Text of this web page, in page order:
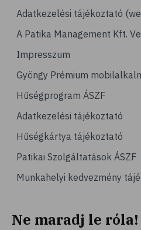
# C-vitamin
# immunrendszer
# emésztőrendszer
# emésztési zavarok
# puffadás
# orrdugulás
# magnézium
# stresszcsökkentés
Adatkezelési tájékoztató
A Patika Management Kft.
Impresszum
Gyöngy Prémium
Hűségprogram ÁSZF
Adatkezelési tájékoztató
Hűségkártya tájékoztató
Patikai Szolgáltatások ÁSZF
Munkahelyi kedvezmény
Ne maradj le róla!